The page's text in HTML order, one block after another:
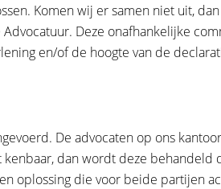
Komen wij er samen niet uit,
Deze onafhankelijke
en/of de hoogte van de
De advocaten op ons
dan wordt deze behandeld
oplossing die voor beide partijen